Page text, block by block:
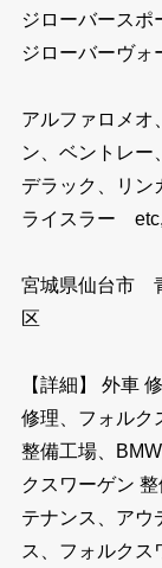
ジローバースポ
ジローバーヴ
アルファロメオ
ン、ベントレー
デラック、リン
ライスラー
宮城県仙台市
区
【詳細】 外車
修理、フォルク
整備工場、
クスワーゲン
テナンス、アウ
ス、フォルクス